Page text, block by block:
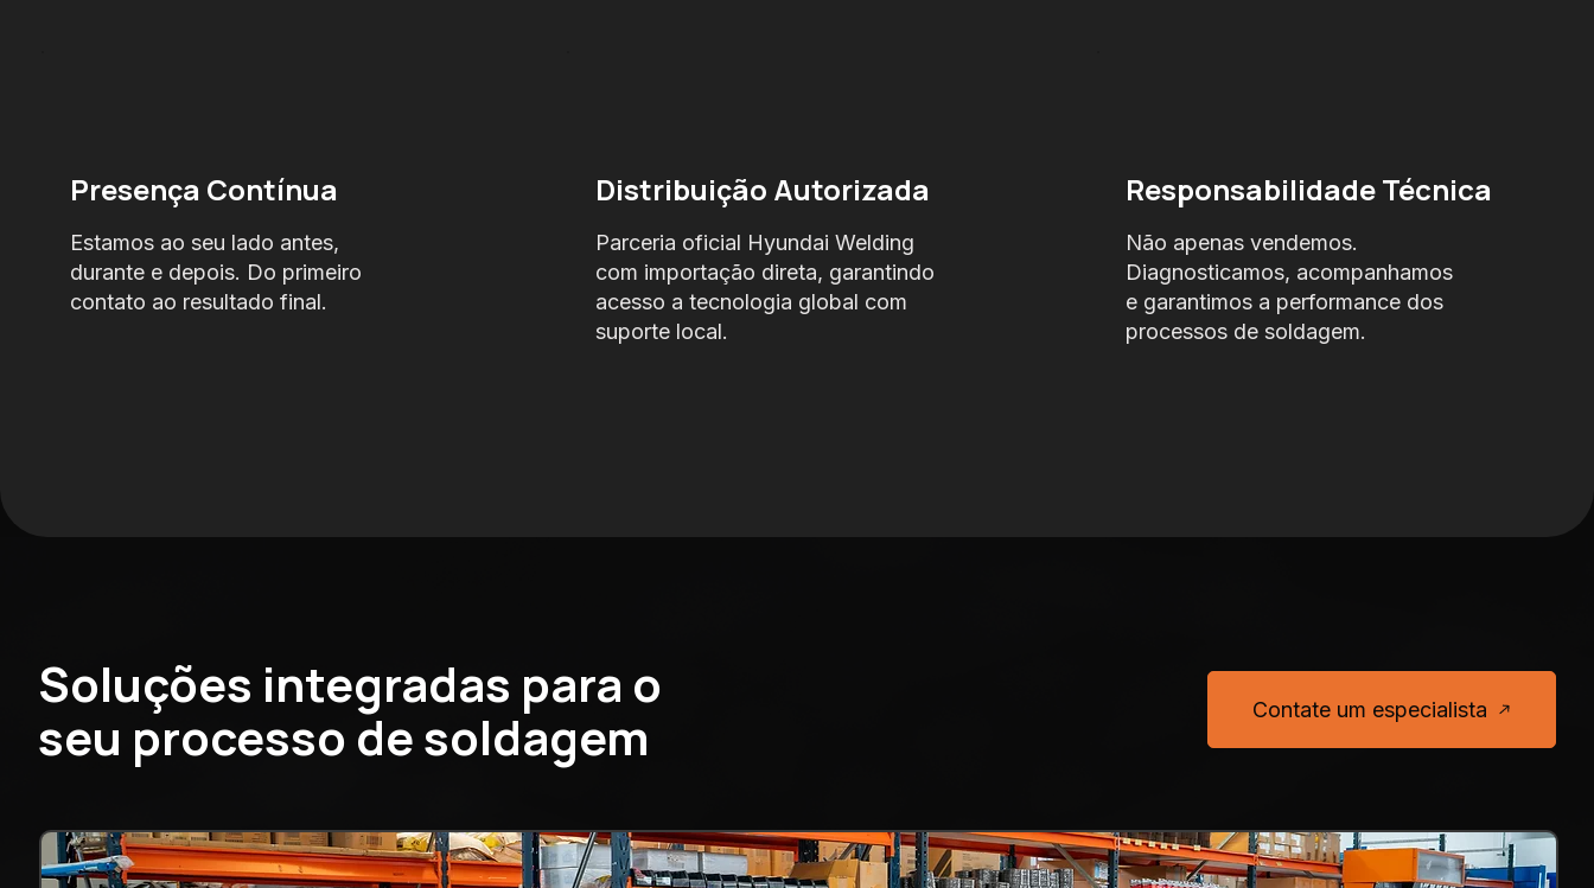
Presença Contínua
Estamos ao seu lado antes,
durante e depois. Do primeiro
contato ao resultado final.
Distribuição Autorizada
Parceria oficial Hyundai Welding
com importação direta, garantindo
acesso a tecnologia global com
suporte local.
Responsabilidade Técnica
Não apenas vendemos.
Diagnosticamos, acompanhamos
e garantimos a performance dos
processos de soldagem.
Soluções integradas para o
seu processo de soldagem
Contate um especialista